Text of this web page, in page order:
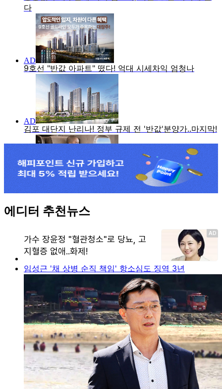
에디터 추천뉴스
임성근 '채 상병 순직 책임' 항소심도 징역 3년